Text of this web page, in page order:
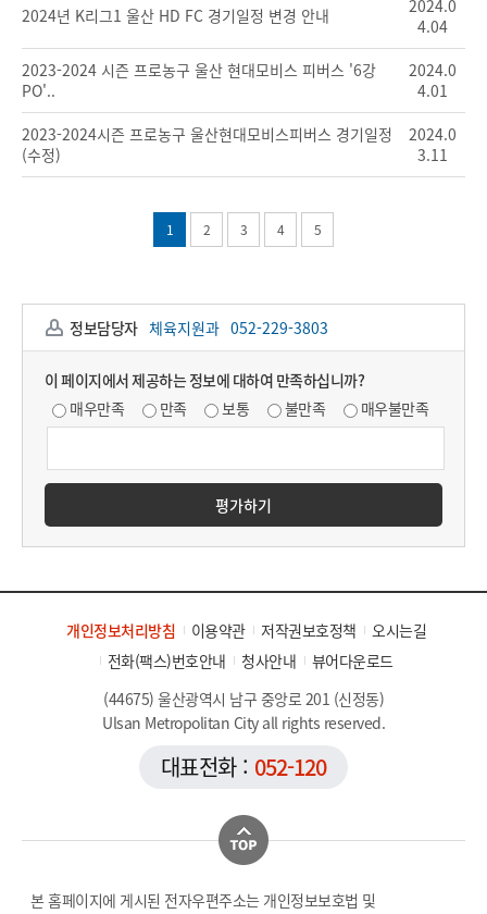
2024년 K리그1 울산 HD FC 경기일정 변경 안내
2024.0
4.04
2023-2024 시즌 프로농구 울산 현대모비스 피버스 '6강
PO'..
2024.0
4.01
2023-2024시즌 프로농구 울산현대모비스피버스 경기일정
(수정)
2024.0
3.11
1 2 3 4 5
정보담당자 체육지원과 052-229-3803
이 페이지에서 제공하는 정보에 대하여 만족하십니까?
매우만족
만족 보통 불만족 매우불만족
평가하기
개인정보처리방침 이용약관 저작권보호정책
오시는길
전화(팩스)번호안내
청사안내
뷰어다운로드
(44675) 울산광역시 남구 중앙로 201 (신정동)
Ulsan Metropolitan City all rights reserved.
대표전화 : 052-120
본 홈페이지에 게시된 전자우편주소는 개인정보보호법 및